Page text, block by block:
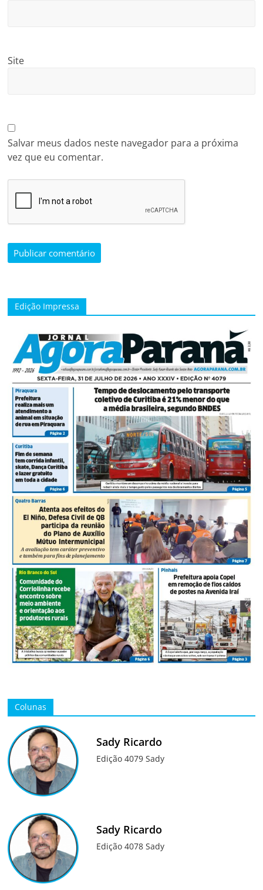
Site
Salvar meus dados neste navegador para a próxima
vez que eu comentar.
Edição Impressa
Colunas
Sady Ricardo
Edição 4079 Sady
Sady Ricardo
Edição 4078 Sady